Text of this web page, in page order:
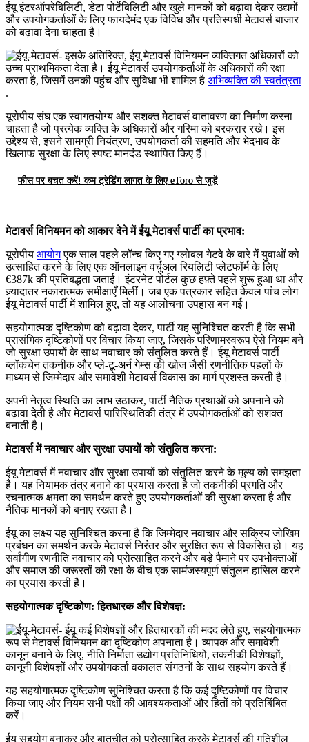
ईयू इंटरऑपरेबिलिटी, डेटा पोर्टेबिलिटी और खुले मानकों को बढ़ावा देकर उद्यमों
और उपयोगकर्ताओं के लिए फायदेमंद एक विविध और प्रतिस्पर्धी मेटावर्स बाजार
को बढ़ावा देना चाहता है।
इसके अतिरिक्त, ईयू मेटावर्स विनियमन व्यक्तिगत अधिकारों को
उच्च प्राथमिकता देता है। ईयू मेटावर्स उपयोगकर्ताओं के अधिकारों की रक्षा
करता है, जिसमें उनकी पहुंच और सुविधा भी शामिल है अभिव्यक्ति की स्वतंत्रता
.
यूरोपीय संघ एक स्वागतयोग्य और सशक्त मेटावर्स वातावरण का निर्माण करना
चाहता है जो प्रत्येक व्यक्ति के अधिकारों और गरिमा को बरकरार रखे। इस
उद्देश्य से, इसने सामग्री नियंत्रण, उपयोगकर्ता की सहमति और भेदभाव के
खिलाफ सुरक्षा के लिए स्पष्ट मानदंड स्थापित किए हैं।
फीस पर बचत करें! कम ट्रेडिंग लागत के लिए eToro से जुड़ें
मेटावर्स विनियमन को आकार देने में ईयू मेटावर्स पार्टी का प्रभाव:
यूरोपीय आयोगएक साल पहले लॉन्च किए गए ग्लोबल गेटवे के बारे में युवाओं को
उत्साहित करने के लिए एक ऑनलाइन वर्चुअल रियलिटी प्लेटफॉर्म के लिए
€387k की प्रतिबद्धता जताई। इंटरनेट पोर्टल कुछ हफ़्ते पहले शुरू हुआ था और
ज़्यादातर नकारात्मक समीक्षाएँ मिलीं। जब एक पत्रकार सहित केवल पांच लोग
ईयू मेटावर्स पार्टी में शामिल हुए, तो यह आलोचना उपहास बन गई।
सहयोगात्मक दृष्टिकोण को बढ़ावा देकर, पार्टी यह सुनिश्चित करती है कि सभी
प्रासंगिक दृष्टिकोणों पर विचार किया जाए, जिसके परिणामस्वरूप ऐसे नियम बने
जो सुरक्षा उपायों के साथ नवाचार को संतुलित करते हैं। ईयू मेटावर्स पार्टी
ब्लॉकचेन तकनीक और प्ले-टू-अर्न गेम्स की खोज जैसी रणनीतिक पहलों के
माध्यम से जिम्मेदार और समावेशी मेटावर्स विकास का मार्ग प्रशस्त करती है।
अपनी नेतृत्व स्थिति का लाभ उठाकर, पार्टी नैतिक प्रथाओं को अपनाने को
बढ़ावा देती है और मेटावर्स पारिस्थितिकी तंत्र में उपयोगकर्ताओं को सशक्त
बनाती है।
मेटावर्स में नवाचार और सुरक्षा उपायों को संतुलित करना:
ईयू मेटावर्स में नवाचार और सुरक्षा उपायों को संतुलित करने के मूल्य को समझता
है। यह नियामक तंत्र बनाने का प्रयास करता है जो तकनीकी प्रगति और
रचनात्मक क्षमता का समर्थन करते हुए उपयोगकर्ताओं की सुरक्षा करता है और
नैतिक मानकों को बनाए रखता है।
ईयू का लक्ष्य यह सुनिश्चित करना है कि जिम्मेदार नवाचार और सक्रिय जोखिम
प्रबंधन का समर्थन करके मेटावर्स निरंतर और सुरक्षित रूप से विकसित हो। यह
सर्वांगीण रणनीति नवाचार को प्रोत्साहित करने और बड़े पैमाने पर उपभोक्ताओं
और समाज की जरूरतों की रक्षा के बीच एक सामंजस्यपूर्ण संतुलन हासिल करने
का प्रयास करती है।
सहयोगात्मक दृष्टिकोण: हितधारक और विशेषज्ञ:
ईयू कई विशेषज्ञों और हितधारकों की मदद लेते हुए, सहयोगात्मक
रूप से मेटावर्स विनियमन का दृष्टिकोण अपनाता है। व्यापक और समावेशी
कानून बनाने के लिए, नीति निर्माता उद्योग प्रतिनिधियों, तकनीकी विशेषज्ञों,
कानूनी विशेषज्ञों और उपयोगकर्ता वकालत संगठनों के साथ सहयोग करते हैं।
यह सहयोगात्मक दृष्टिकोण सुनिश्चित करता है कि कई दृष्टिकोणों पर विचार
किया जाए और नियम सभी पक्षों की आवश्यकताओं और हितों को प्रतिबिंबित
करें।
ईयू सहयोग बनाकर और बातचीत को प्रोत्साहित करके मेटावर्स की गतिशील